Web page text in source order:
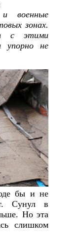
и военные
зонах.
с этими
упорно не
бы и не
Сунул в
Но эта
слишком